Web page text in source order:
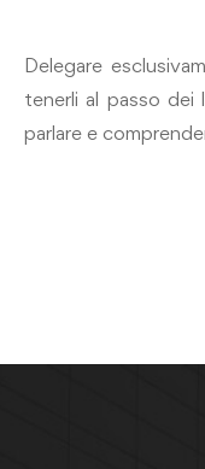
Delegare
tenerli al passo
parlare e